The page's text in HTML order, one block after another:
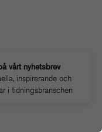
vårt nyhetsbrev
inspirerande och
i tidningsbranschen